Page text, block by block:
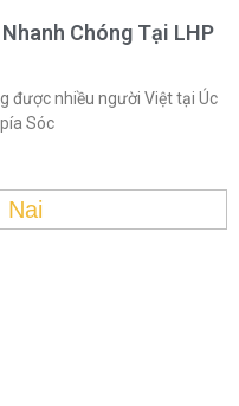
Chóng Tại LHP
được nhiều người Việt tại Úc
Sóc